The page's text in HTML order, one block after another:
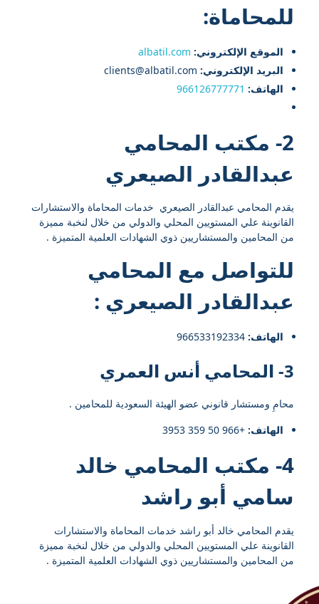
للمحاماة:
الموقع الإلكتروني: albatil.com
البريد الإلكتروني:
الهاتف: 966126777771
2- مكتب المحامي
عبدالقادر الصيعري
يقدم المحامي عبدالقادر الصيعري خدمات المحاماة والاستشارات
القانوينة علي المستويين المحلي والدولي من خلال لنخبة مميزة
من المحامين والمستشاريين ذوي الشهادات العلمية المتميزة .
للتواصل مع المحامي
عبدالقادر الصيعري :
الهاتف: 966533192334⁩
3- المحامي أنس العمري
محامِ ومستشار قانوني عضو الهيئة السعودية للمحامين .
الهاتف: +966 50 359 3953
4- مكتب المحامي خالد
سامي أبو راشد
يقدم المحامي خالد أبو راشد خدمات المحاماة والاستشارات
القانوينة علي المستويين المحلي والدولي من خلال لنخبة مميزة
من المحامين والمستشاريين ذوي الشهادات العلمية المتميزة .